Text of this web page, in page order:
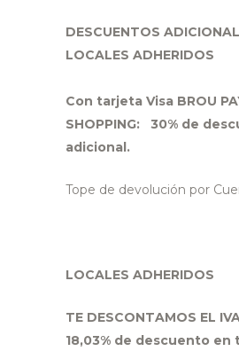
DESCUENTOS
LOCALES ADHERIDOS
Con tarjeta Visa BROU
SHOPPING: 30% de
adicional.
Tope de devolución por
LOCALES ADHERIDOS
TE DESCONTAMOS EL
18,03% de descuento en